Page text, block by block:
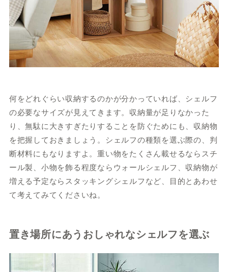
何をどれぐらい収納するのかが分かっていれば、シェルフ
の必要なサイズが見えてきます。収納量が足りなかった
り、無駄に大きすぎたりすることを防ぐためにも、収納物
を把握しておきましょう。シェルフの種類を選ぶ際の、判
断材料にもなりますよ。重い物をたくさん載せるならスチ
ール製、小物を飾る程度ならウォールシェルフ、収納物が
増える予定ならスタッキングシェルフなど、目的とあわせ
て考えてみてくださいね。
置き場所にあうおしゃれなシェルフを選ぶ